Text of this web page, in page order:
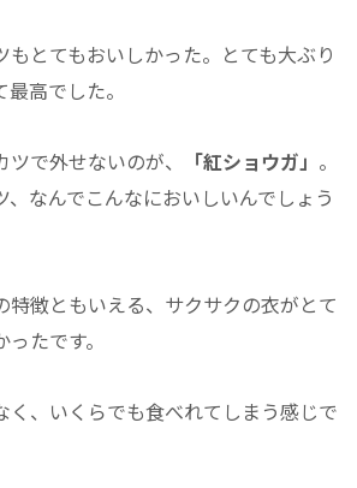
もとてもおいしかった。とても大ぶり
高でした。
で外せないのが、 「紅ショウガ」 。
なんでこんなにおいしいんでしょう
特徴ともいえる、サクサクの衣がとて
たです。
く、いくらでも食べれてしまう感じで